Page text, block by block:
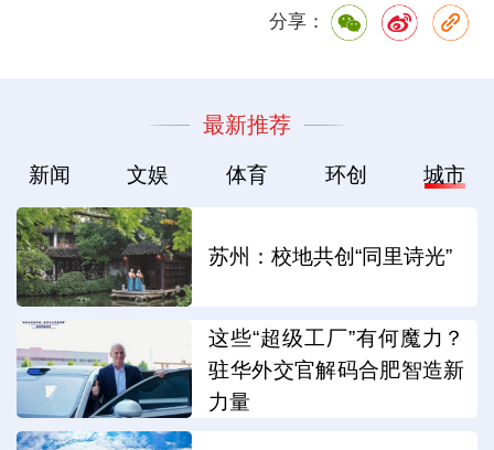
分享：
最新推荐
新闻 文娱 体育 环创 城市
苏州：校地共创“同里诗光”
这些“超级工厂”有何魔力？
驻华外交官解码合肥智造新
力量